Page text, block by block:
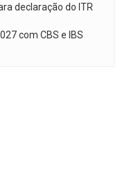
declaração do ITR
com CBS e IBS